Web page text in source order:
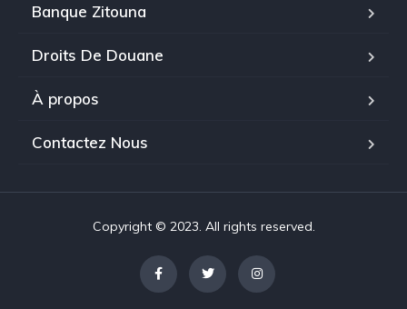
Banque Zitouna
Droits De Douane
À propos
Contactez Nous
Copyright © 2023. All rights reserved.